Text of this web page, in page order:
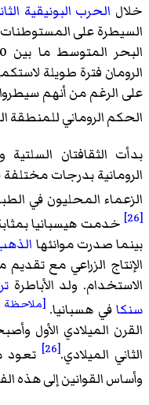
خلال الحرب البونيقية
السيطرة على
الرومان فترة طويلة
على الرغم من أنهم
الحكم الروماني للمنطقة
بدأت الثقافتان السلتية
الرومانية بدرجات
الزعماء المحليون في
[26]
خدمت هيسبانيا
بينما صدرت موانئها
الإنتاج الزراعي مع
الاستخدام. ولد الأباطرة
سنكافي هسبانيا.[ملاحظة 5]
القرن الميلادي الأول
الثاني الميلادي.[26]
تعود
وأساس القوانين إلى هذه